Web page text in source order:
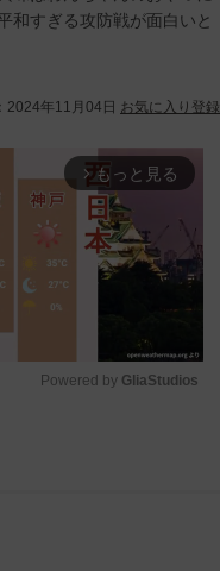
和すぎる攻防戦が面白いと
2024年11月04日 お気に入り登録
arrow_forward_ios もっと見る
Powered by GliaStudios